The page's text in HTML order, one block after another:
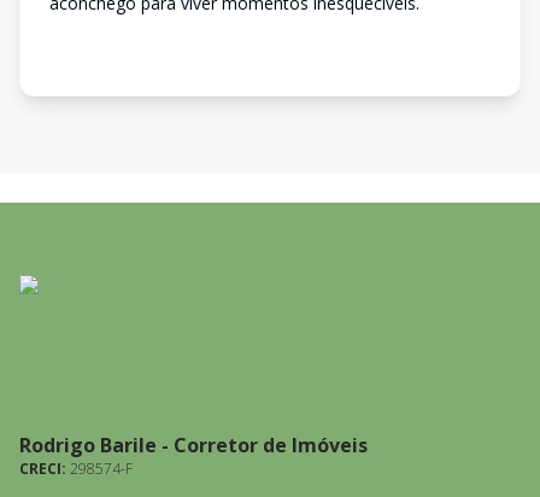
Rodrigo Barile - Corretor de Imóveis
CRECI: 298574-F